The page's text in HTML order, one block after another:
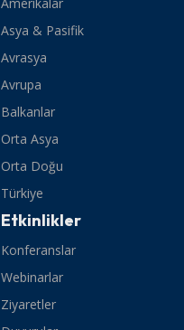
Asya & Pasifik
Avrasya
Avrupa
Balkanlar
Orta Asya
Orta Doğu
Türkiye
Etkinlikler
Konferanslar
Webinarlar
Ziyaretler